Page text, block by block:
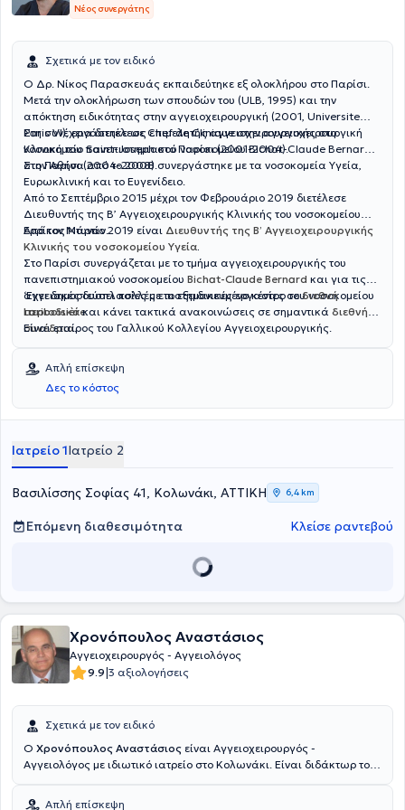
Νέος συνεργάτης
Σχετικά με τον ειδικό
Ο Δρ. Νίκος Παρασκευάς εκπαιδεύτηκε εξ ολοκλήρου στο Παρίσι.
Μετά την ολοκλήρωση των σπουδών του (ULB, 1995) και την
απόκτηση ειδικότητας στην αγγειοχειρουργική (2001, Universite
Paris VI), εργάστηκε ως επιμελητής αγγειοχειρουργικής στο
νοσοκομείο Saint-Joseph στο Παρίσι (2001-2004).
Στη συνέχεια διετέλεσε Chef de Clinique στην αγγειοχειρουργική
Κλινική του πανεπιστημιακού νοσοκομείου Bichat-Claude Bernard
στο Παρίσι (2004-2008).
Στην Αθήνα από το 2008 συνεργάστηκε με τα νοσοκομεία Υγεία,
Ευρωκλινική και το Ευγενίδειο.
Από το Σεπτέμβριο 2015 μέχρι τον Φεβρουάριο 2019 διετέλεσε
Διευθυντής της Β’ Αγγειοχειρουργικής Κλινικής του νοσοκομείου
Ερρίκος Ντυνάν.
Από τον Μάρτιο 2019 είναι Διευθυντής της Β’ Αγγειοχειρουργικής
Κλινικής του νοσοκομείου Υγεία.
Στο Παρίσι συνεργάζεται με το τμήμα αγγειοχειρουργικής του
πανεπιστημιακού νοσοκομείου Bichat-Claude Bernard και για τις
αγγειακές δυσπλασίες με το εξειδικευμένο κέντρο του νοσοκομείου
Lariboisière.
‘Εχει δημοσιεύσει πολλές επιστημονικές εργασίες σεδιεθνή
περιοδικάκαι κάνει τακτικά ανακοινώσεις σε σημαντικά διεθνή
συνέδρια.
Είναι εταίρος του Γαλλικού Κολλεγίου Αγγειοχειρουργικής.
Απλή επίσκεψη
Δες το κόστος
Ιατρείο 1Ιατρείο 2
Βασιλίσσης Σοφίας 41, Κολωνάκι, ΑΤΤΙΚΗ 6,4 km
Επόμενη διαθεσιμότητα Κλείσε ραντεβού
Χρονόπουλος Αναστάσιος
Αγγειοχειρουργός - Αγγειολόγος
9.9|3 αξιολογήσεις
Σχετικά με τον ειδικό
Ο Χρονόπουλος Αναστάσιος είναι Αγγειοχειρουργός -
Αγγειολόγος με ιδιωτικό ιατρείο στο Κολωνάκι. Είναι διδάκτωρ του
πτυχίο από την Ιατρική Σχολή του ίδιου Πανεπιστημίου. Είναι
Απλή επίσκεψη